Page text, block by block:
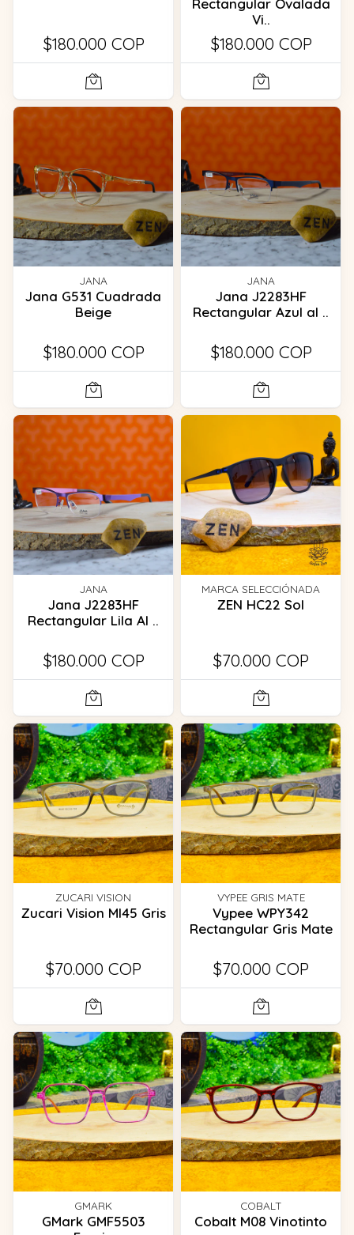
$180.000 COP
Rectangular Ovalada
Vi..
$180.000 COP
JANA
Jana G531 Cuadrada
Beige
$180.000 COP
JANA
Jana J2283HF
Rectangular Azul al ..
$180.000 COP
JANA
Jana J2283HF
Rectangular Lila Al ..
$180.000 COP
MARCA SELECCIÓNADA
ZEN HC22 Sol
$70.000 COP
ZUCARI VISION
Zucari Vision MI45 Gris
$70.000 COP
VYPEE GRIS MATE
Vypee WPY342
Rectangular Gris Mate
$70.000 COP
GMARK
GMark GMF5503
COBALT
Cobalt M08 Vinotinto